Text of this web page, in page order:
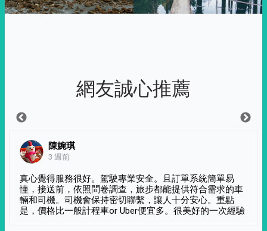
網友誠心推薦
陳婉琪
3 週前
真心覺得服務很好。駕駛專業安全。且訂單系統簡單易
懂，接送前，依照問卷調查，旅步都能提供符合需求的車
輛和司機。司機會保持密切聯繫，讓人十分安心。重點
是，價格比一般計程車or Uber便宜多。很美好的一次經驗